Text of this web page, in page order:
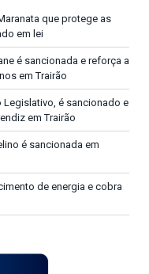
que protege as
em lei
é sancionada e reforça a
em Trairão
Legislativo, é sancionado e
em Trairão
é sancionada em
de energia e cobra